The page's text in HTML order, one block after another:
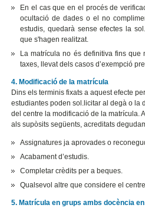
En el cas que en el procés de
ocultació de dades o el no
estudis, quedarà sense efectes la
que s'hagen realitzat.
La matrícula no és definitiva fins
taxes, llevat dels casos d’exempció
4. Modificació de la matrícula
Dins els terminis fixats a aquest efecte
estudiantes poden sol.licitar al degà o la
del centre la modificació de la matrícula.
als supòsits següents, acreditats
Assignatures ja aprovades o
Acabament d’estudis.
Completar crèdits per a beques.
Qualsevol altre que considere el
5. Matrícula en grups ambs docència